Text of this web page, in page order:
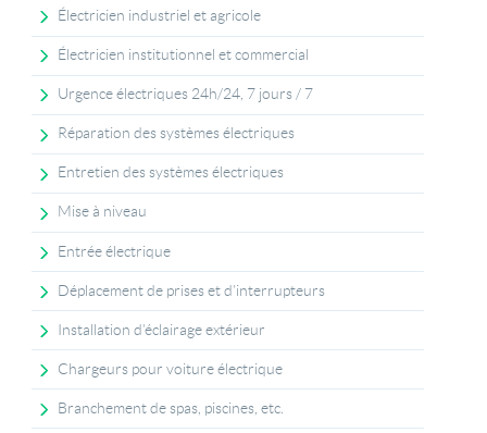
Électricien industriel et agricole
Électricien institutionnel et commercial
Urgence électriques 24h/24, 7 jours / 7
Réparation des systèmes électriques
Entretien des systèmes électriques
Mise à niveau
Entrée électrique
Déplacement de prises et d’interrupteurs
Installation d’éclairage extérieur
Chargeurs pour voiture électrique
Branchement de spas, piscines, etc.